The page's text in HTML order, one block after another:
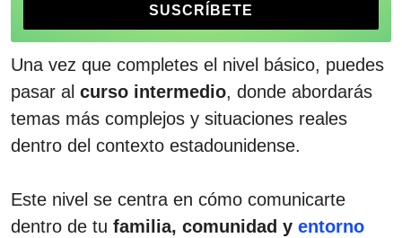
Una vez que completes el nivel básico, puedes
pasar al curso intermedio, donde abordarás
temas más complejos y situaciones reales
dentro del contexto estadounidense.
Este nivel se centra en cómo comunicarte
dentro de tu familia, comunidad y entorno